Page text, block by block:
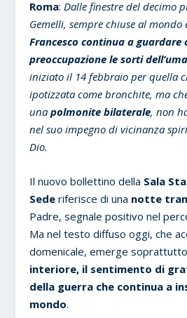
Roma: Dalle finestre del decimo
Gemelli, sempre chiuse al
Francesco continua a guardare
preoccupazione le sorti
iniziato il 14 febbraio per quella
ipotizzata come bronchite, ma
unapolmonite bilaterale, non
nel suo impegno di vicinanza
Dio.
Il nuovo bollettino della Sala
Sede riferisce di una notte
Padre, segnale positivo nel
Ma nel testo diffuso oggi, che
domenicale, emerge soprattutto
interiore, il sentimento di
della guerra che continua a
mondo.